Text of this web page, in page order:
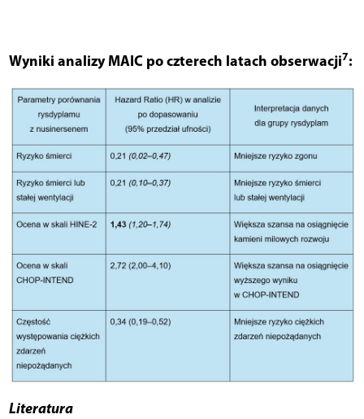
Wyniki analizy MAIC po czterech latach obserwacji7:
Literatura